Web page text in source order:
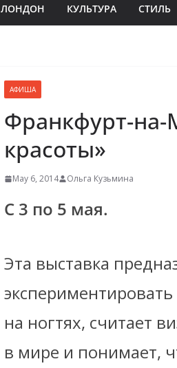
ЛОНДОН КУЛЬТУРА СТИЛЬ
АФИША
Франкфурт-
красоты»
May 6, 2014 Ольга Кузьмина
С 3 по 5 мая.
Эта выставка
экспериментировать
на ногтях, считает
в мире и понимает,